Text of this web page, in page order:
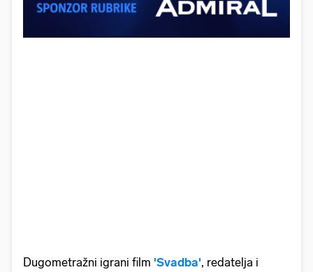
Dugometražni igrani film 'Svadba', redatelja i